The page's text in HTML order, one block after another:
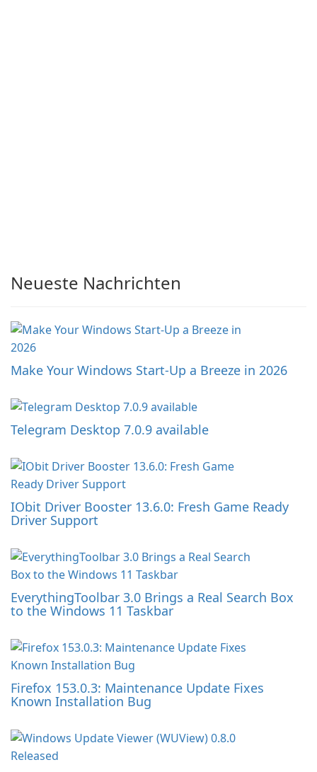
Neueste Nachrichten
Make Your Windows Start-Up a Breeze in 2026
Telegram Desktop 7.0.9 available
IObit Driver Booster 13.6.0: Fresh Game Ready
Driver Support
EverythingToolbar 3.0 Brings a Real Search Box
to the Windows 11 Taskbar
Firefox 153.0.3: Maintenance Update Fixes
Known Installation Bug